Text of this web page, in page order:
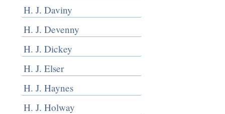
H. J. Daviny
H. J. Devenny
H. J. Dickey
H. J. Elser
H. J. Haynes
H. J. Holway